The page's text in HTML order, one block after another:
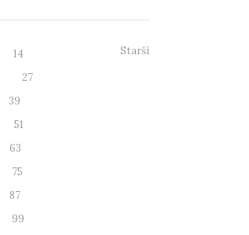
14
27
39
51
63
75
87
99
Starší